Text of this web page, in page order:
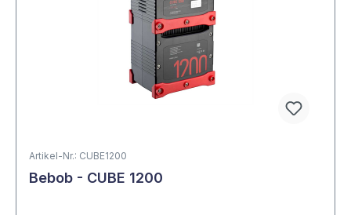
Artikel-Nr.: CUBE1200
Bebob - CUBE 1200